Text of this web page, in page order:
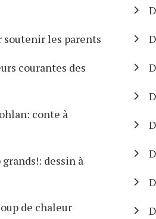
soutenir les parents
courantes des
conte à
dessin à
de chaleur